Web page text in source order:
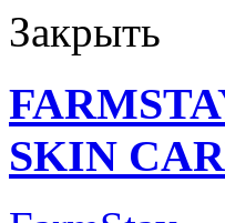
Закрыть
SKIN